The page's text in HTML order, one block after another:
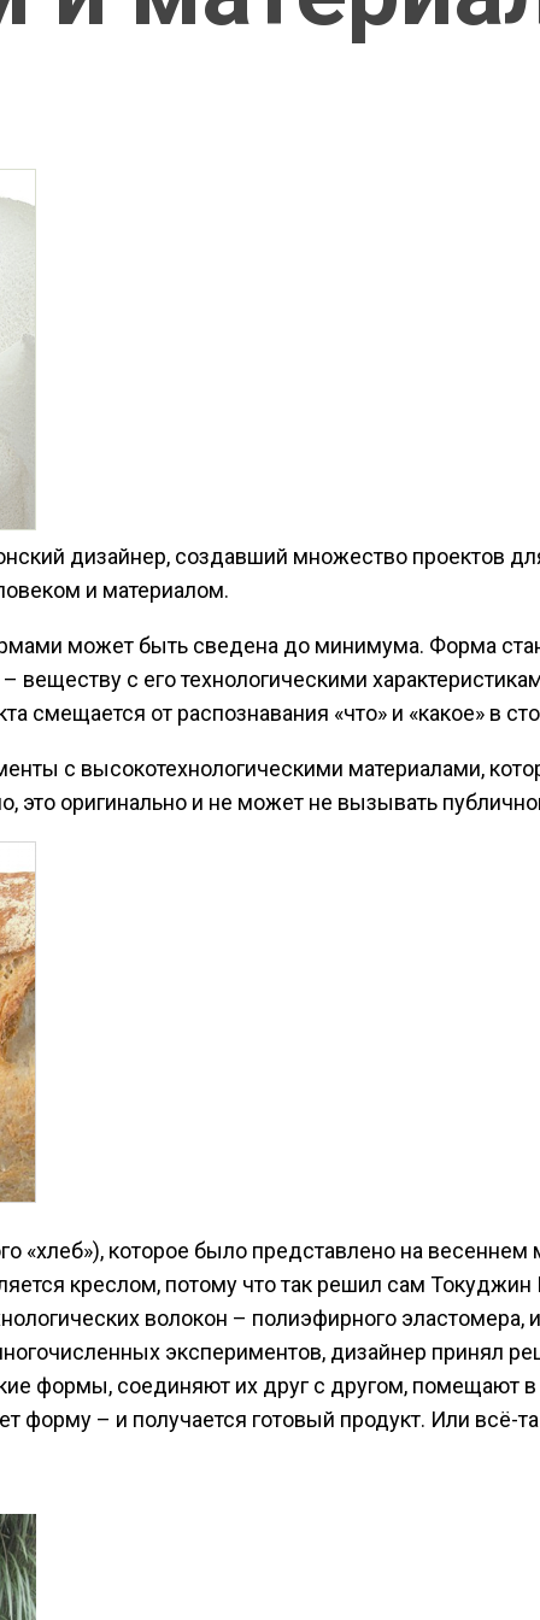
дизайнер, создавший множество проектов
и материалом.
может быть сведена до минимума. Форма
веществу с его технологическими
смещается от распознавания «что» и «какое» в
с высокотехнологическими материалами,
это оригинально и не может не вызывать
«хлеб»), которое было представлено на
креслом, потому что так решил сам
волокон – полиэфирного
экспериментов, дизайнер принял
формы, соединяют их друг с другом, помещают в
форму – и получается готовый продукт. Или всё-